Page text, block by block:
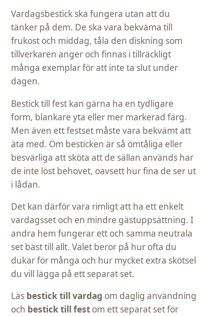
Vardagsbestick ska fungera utan att du
tänker på dem. De ska vara bekväma till
frukost och middag, tåla den diskning som
tillverkaren anger och finnas i tillräckligt
många exemplar för att inte ta slut under
dagen.
Bestick till fest kan gärna ha en tydligare
form, blankare yta eller mer markerad färg.
Men även ett festset måste vara bekvämt att
äta med. Om besticken är så ömtåliga eller
besvärliga att sköta att de sällan används har
de inte löst behovet, oavsett hur fina de ser ut
i lådan.
Det kan därför vara rimligt att ha ett enkelt
vardagsset och en mindre gästuppsättning. I
andra hem fungerar ett och samma neutrala
set bäst till allt. Valet beror på hur ofta du
dukar för många och hur mycket extra skötsel
du vill lägga på ett separat set.
Läs bestick till vardag om daglig användning
och bestick till festom ett separat set för